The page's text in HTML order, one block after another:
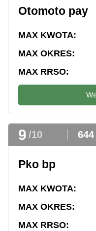
Otomoto pay
MAX KWOTA:
MAX OKRES:
MAX RRSO:
Pko bp
MAX KWOTA:
MAX OKRES:
MAX RRSO:
9 /10